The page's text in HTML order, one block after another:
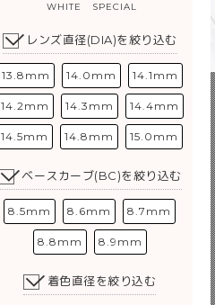
WHITE SPECIAL
レンズ直径(DIA)を絞り込む
13.8mm 14.0mm 14.1mm
14.2mm 14.3mm 14.4mm
14.5mm 14.8mm 15.0mm
ベースカーブ(BC)を絞り込む
8.5mm 8.6mm 8.7mm
8.8mm 8.9mm
着色直径を絞り込む